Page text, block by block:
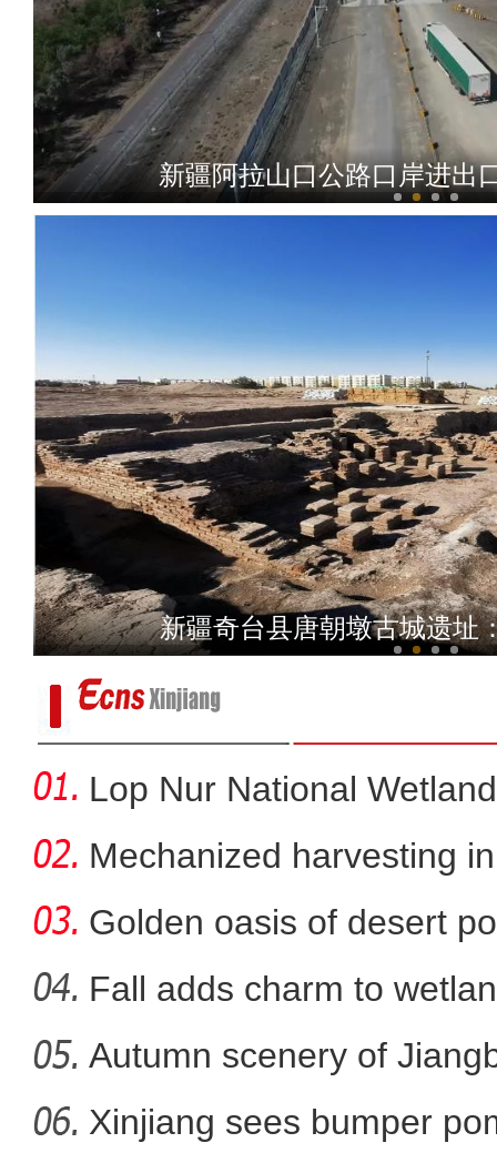
新疆阿拉山口公路口岸进出
阿克苏地区公安局庆祝中国
有幸！我是记者 让脚下泥
新疆奇台县唐朝墩古城遗址
Lop Nur National
Mechanized harvesting
Golden oasis of desert
Fall adds charm to
Autumn scenery of
Xinjiang sees bumper